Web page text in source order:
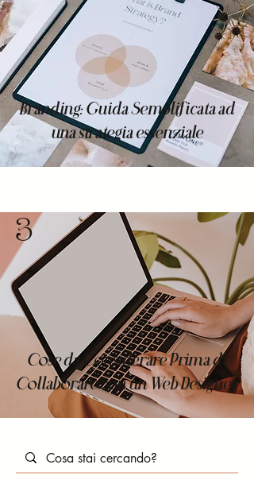
Branding: Guida Semplificata ad
una strategia essenziale
3
Cose da Considerare Prima di
Collaborare con un Web Designer